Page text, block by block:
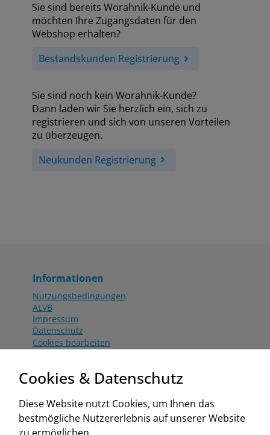
Sie sind bereits Worahnik-Kunde und
möchten Ihre Zugangsdaten für den
Webshop erhalten?
Bestandskunden Registrierung
Sie sind noch kein Worahnik-Kunde?
Dann laden wir Sie herzlich ein, sich zu
registrieren und sich von unseren Vorteilen
zu überzeugen.
Neukunden Registrierung
Informationen
Nutzungsbedingungen
ALVB
Impressum
Datenschutz
Cookies bearbeiten
Aktionsbedingungen
www.worahnik.at
Zentrale Köttlach
Cookies & Datenschutz
Diese Website nutzt Cookies, um Ihnen das
bestmögliche Nutzererlebnis auf unserer Website